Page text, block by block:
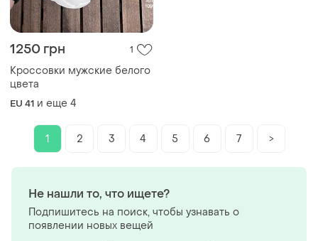
1250 грн 1
Кроссовки мужские белого
цвета
EU 41 и еще 4
1 2 3 4 5 6 7 >
Не нашли то, что ищете?
Подпишитесь на поиск, чтобы узнавать о
появлении новых вещей